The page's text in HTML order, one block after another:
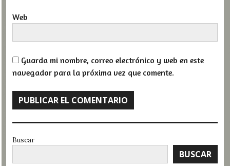
Web
Guarda mi nombre, correo electrónico y web en este
navegador para la próxima vez que comente.
Buscar
BUSCAR